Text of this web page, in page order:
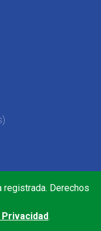
registrada. Derechos